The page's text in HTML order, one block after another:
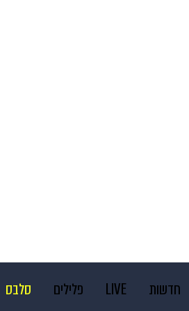
חדשות LIVE פלילים סלבס